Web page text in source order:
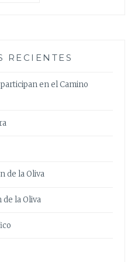
RECIENTES
en el Camino
de la Oliva
de la Oliva